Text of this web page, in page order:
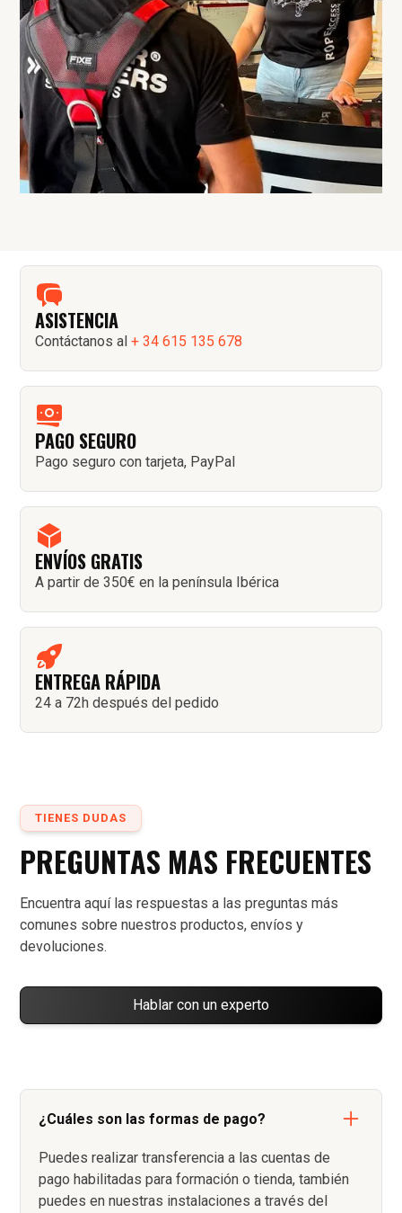
ASISTENCIA
Contáctanos al+ 34 615 135 678
PAGO SEGURO
Pago seguro con tarjeta, PayPal
ENVÍOS GRATIS
A partir de 350€ en la península Ibérica
ENTREGA RÁPIDA
24 a 72h después del pedido
TIENES DUDAS
PREGUNTAS MAS FRECUENTES
Encuentra aquí las respuestas a las preguntas más
comunes sobre nuestros productos, envíos y
devoluciones.
Hablar con un experto
¿Cuáles son las formas de pago?
Puedes realizar transferencia a las cuentas de
pago habilitadas para formación o tienda, también
puedes en nuestras instalaciones a través del